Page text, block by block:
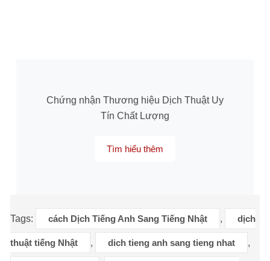
Chứng nhận Thương hiệu Dịch Thuật Uy
Tín Chất Lượng
Tìm hiểu thêm
Tags: cách Dịch Tiếng Anh Sang Tiếng Nhật , dịch
thuật tiếng Nhật , dich tieng anh sang tieng nhat ,